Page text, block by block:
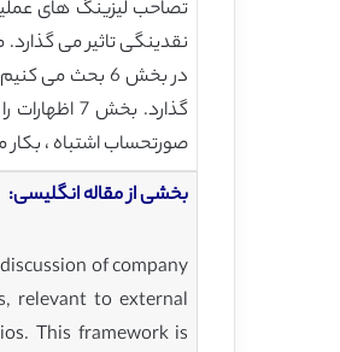
در بخش 6 بحث
صورتحساب اشتباه ، بکار
بخشی از مقاله انگلیسی:
of company
relevant to external
This framework is